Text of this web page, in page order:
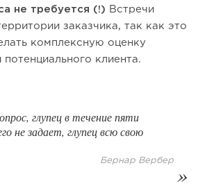
лучших франшиз общепита для
не требуется (!) Встречи
заказчика, так как это
комплексную оценку
потенциального клиента.
глупец в течение пяти
не задает, глупец всю свою
Бернар Вербер